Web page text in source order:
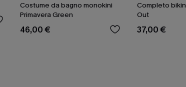
Costume da bagno monokini
Primavera Green
46,00 €
Completo
Out
37,00 €